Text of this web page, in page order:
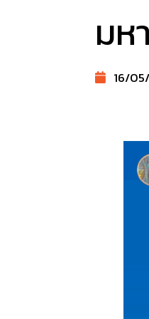
มห
16/